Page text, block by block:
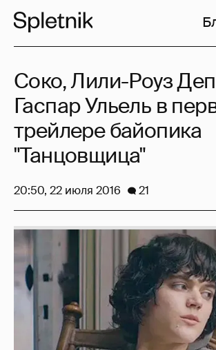
Соко, Лили-Роуз
Гаспар Ульель в
трейлере байопика
"Танцовщица"
20:50, 22 июля 2016 21